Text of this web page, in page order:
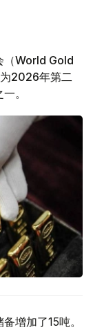
（World Gold
2026年第二
。
增加了15吨。